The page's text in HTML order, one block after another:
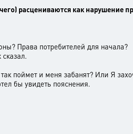
расцениваются как нарушение
Права потребителей для начала?
поймет и меня забанят? Или Я
бы увидеть пояснения.